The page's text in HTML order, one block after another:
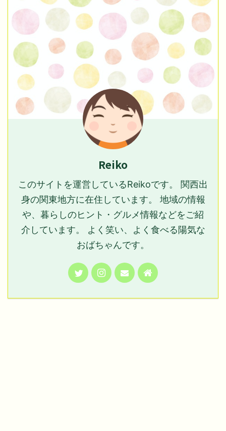
Reiko
このサイトを運営しているReikoです。 関西出
身の関東地方に在住しています。 地域の情報
や、暮らしのヒント・グルメ情報などをご紹
介しています。 よく笑い、よく食べる陽気な
おばちゃんです。